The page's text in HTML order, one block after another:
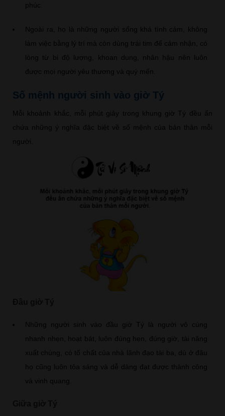
phúc.
Ngoài ra, họ là những người sống khá tình cảm, không
làm việc bằng lý trí mà còn dùng trái tim để cảm nhận, có
lòng từ bi độ lượng, khoan dung, nhân hậu nên luôn
được mọi người yêu thương và quý mến.
Số mệnh người sinh vào giờ Tý
Mỗi khoảnh khắc, mỗi phút giây trong khung giờ Tý đều ẩn
chứa những ý nghĩa đặc biệt về số mệnh của bản thân mỗi
người.
Những người sinh vào đầu giờ Tý là người vô cùng
nhanh nhẹn, hoạt bát, luôn đúng hẹn, đúng giờ, tài năng
xuất chúng, có tố chất của nhà lãnh đạo tài ba, dù ở đâu
họ cũng luôn tỏa sáng và dễ dàng đạt được thành công
và vinh quang.